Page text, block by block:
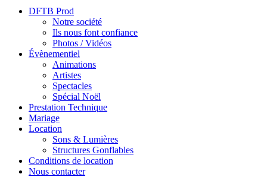
DFTB Prod
Notre société
Ils nous font confiance
Photos / Vidéos
Évènementiel
Animations
Artistes
Spectacles
Spécial Noël
Prestation Technique
Mariage
Location
Sons & Lumières
Structures Gonflables
Conditions de location
Nous contacter